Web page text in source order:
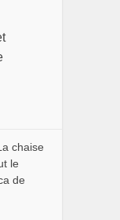
chaise
le
de